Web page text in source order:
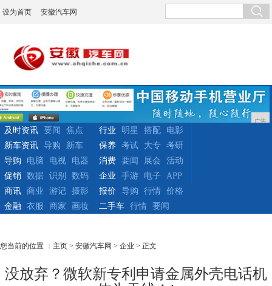
设为首页 安徽汽车网
广告
及时资讯 要闻
焦点
新车资讯
导购 新车
行业 明星 搭配
电影
保养
考试 大专
考研
导购
电脑 电视
电器
促销
数据 识别 数码
消费 要闻 展会
活动
企业
手游 电子
APP
商讯
商业 游记
摄影
金融
衣服 商家 画妆
报价 导购 行情
价格
二手车
行情 要闻
您当前的位置 ： 主页 > 安徽汽车网 > 企业 > 正文
没放弃？微软新专利申请金属外壳电话机